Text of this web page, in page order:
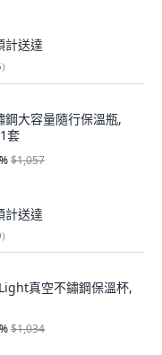
計送達
)
鋼大容量隨行保溫瓶,
套
%$1,057
計送達
)
真空不鏽鋼保溫杯,
%$1,034